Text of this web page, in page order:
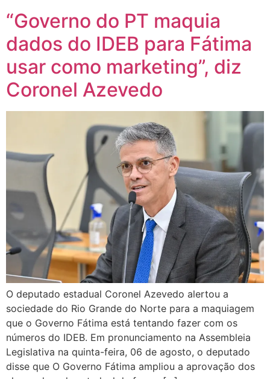
“Governo do PT maquia
dados do IDEB para Fátima
usar como marketing”, diz
Coronel Azevedo
O deputado estadual Coronel Azevedo alertou a
sociedade do Rio Grande do Norte para a maquiagem
que o Governo Fátima está tentando fazer com os
números do IDEB. Em pronunciamento na Assembleia
Legislativa na quinta-feira, 06 de agosto, o deputado
disse que O Governo Fátima ampliou a aprovação dos